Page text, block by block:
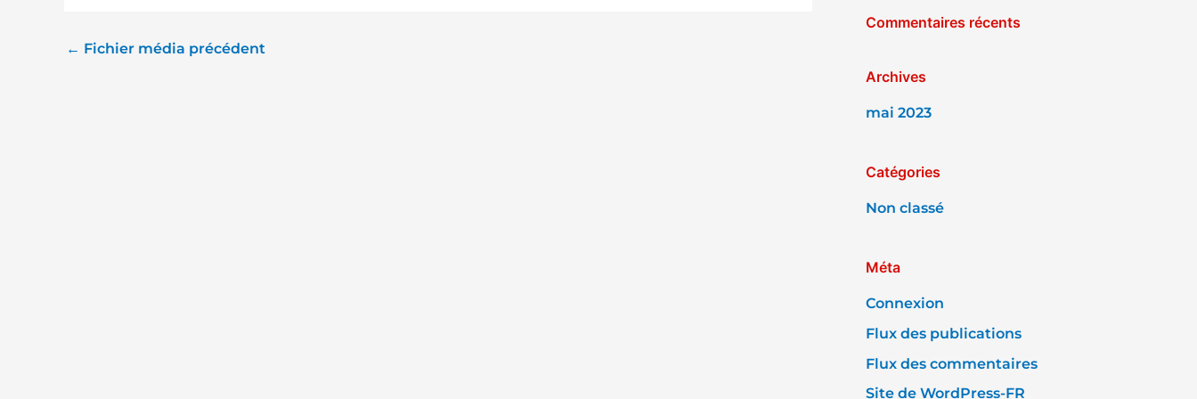
← Fichier média précédent
h
r
Commentaires récents
Archives
mai 2023
Catégories
Non classé
Méta
Connexion
Flux des publications
Flux des commentaires
Site de WordPress-FR